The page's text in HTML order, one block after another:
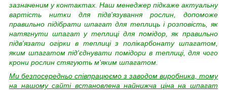
зазначеним у контактах. Наш менеджер підкаже актуальну
вартість нитки для підв'язування рослин, допоможе
правильно підібрати шпагат для теплиць і розповість, як
натягнути шпагат у теплиці для помідор, як правильно
підв'язати огірки в теплиці з полікарбонату шпагатом,
яким шпагатом під'єднувати помідори в теплиці, для чого
крони рослин стягують м'яким шпагатом.
Ми безпосередньо співпрацюємо з заводом виробника, тому
на нашому сайті встановлена найнижча ціна на шпагат